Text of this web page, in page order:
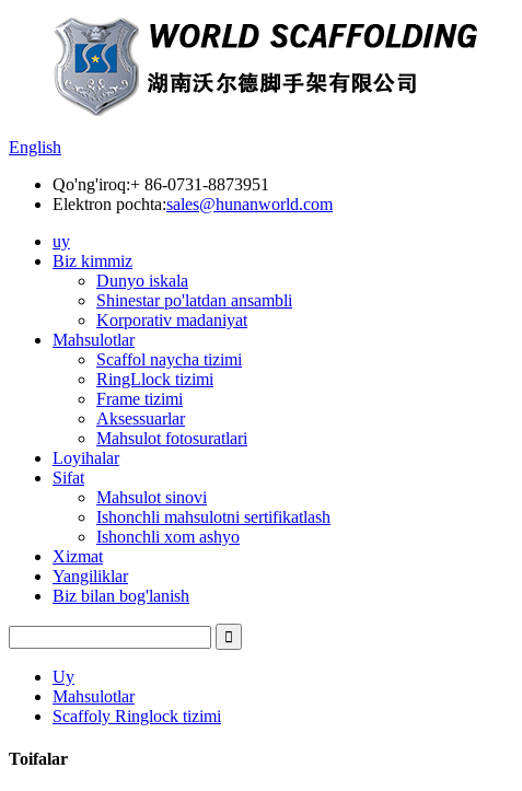
English
Qo'ng'iroq:+ 86-0731-8873951
Elektron pochta:sales@hunanworld.com
uy
Biz kimmiz
Dunyo iskala
Shinestar po'latdan ansambli
Korporativ madaniyat
Mahsulotlar
Scaffol naycha tizimi
RingLlock tizimi
Frame tizimi
Aksessuarlar
Mahsulot fotosuratlari
Loyihalar
Sifat
Mahsulot sinovi
Ishonchli mahsulotni sertifikatlash
Ishonchli xom ashyo
Xizmat
Yangiliklar
Biz bilan bog'lanish
Uy
Mahsulotlar
Scaffoly Ringlock tizimi
Toifalar